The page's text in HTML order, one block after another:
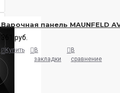
Варочная панель MAUNFELD
361 руб.
Купить
В
закладки
В
сравнение